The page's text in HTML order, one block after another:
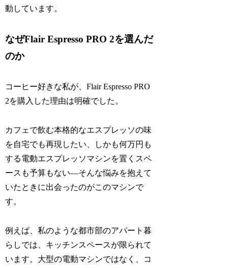
動しています。
なぜFlair Espresso PRO 2を選んだ
のか
コーヒー好きな私が、Flair Espresso PRO
2を購入した理由は明確でした。
カフェで飲む本格的なエスプレッソの味
を自宅でも再現したい、しかも何万円も
する電動エスプレッソマシンを置くスペ
ースも予算もない—そんな悩みを抱えて
いたときに出会ったのがこのマシンで
す。
例えば、私のような都市部のアパート暮
らしでは、キッチンスペースが限られて
います。大型の電動マシンではなく、コ